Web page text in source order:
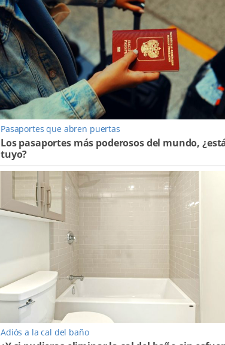
Pasaportes que abren puertas
Los pasaportes más poderosos del mundo,
tuyo?
Adiós a la cal del baño